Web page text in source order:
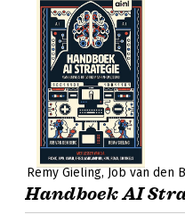
Remy Gieling Job van den
Handboek AI